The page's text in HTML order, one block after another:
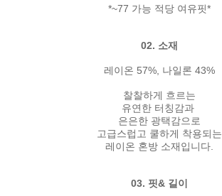
*~77 가능 적당 여유핏*
02. 소재
레이온 57%, 나일론 43%
찰찰하게 흐르는
유연한 터칭감과
은은한 광택감으로
고급스럽고 쿨하게 착용되는
레이온 혼방 소재입니다.
03. 핏& 길이